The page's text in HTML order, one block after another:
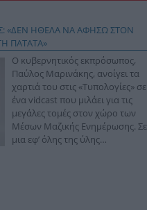
«ΔΕΝ ΗΘΕΛΑ ΝΑ ΑΦΗΣΩ ΣΤΟΝ
ΠΑΤΑΤΑ»
Ο κυβερνητικός εκπρόσωπος,
Παύλος Μαρινάκης, ανοίγει τα
χαρτιά του στις «Τυπολογίες» σε
ένα vidcast που μιλάει για τις
μεγάλες τομές στον χώρο των
Μέσων Μαζικής Ενημέρωσης. Σε
μια εφ’ όλης της ύλης